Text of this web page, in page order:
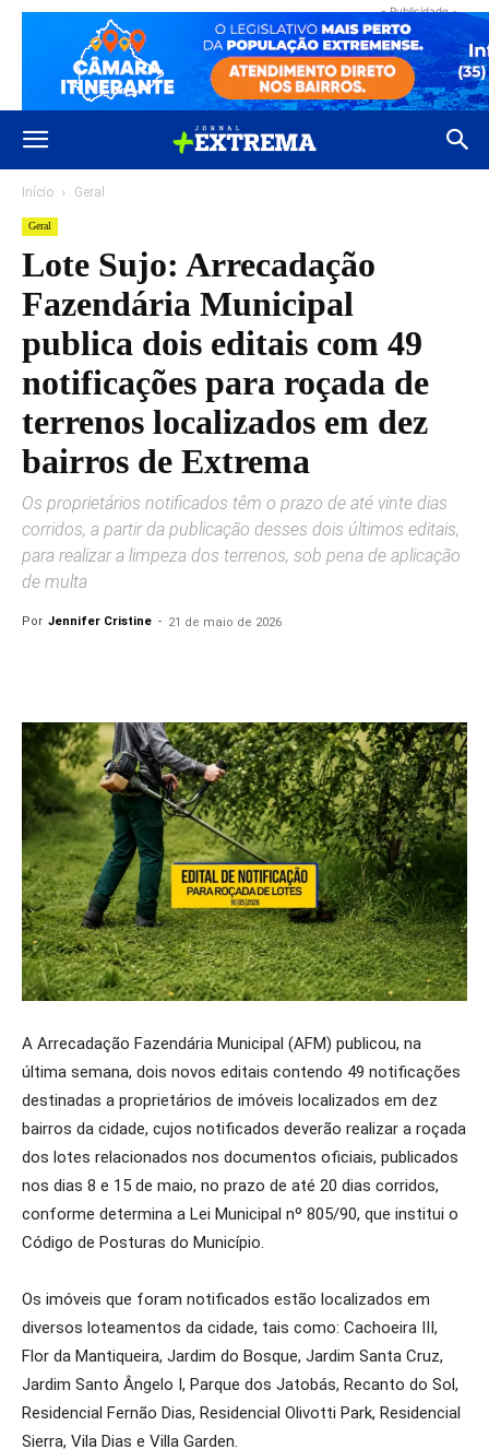
- Publicidade -
Início Geral
Geral
Lote Sujo: Arrecadação
Fazendária Municipal
publica dois editais com 49
notificações para roçada de
terrenos localizados em dez
bairros de Extrema
Os proprietários notificados têm o prazo de até vinte dias
corridos, a partir da publicação desses dois últimos editais,
para realizar a limpeza dos terrenos, sob pena de aplicação
de multa
Por Jennifer Cristine - 21 de maio de 2026
A Arrecadação Fazendária Municipal (AFM) publicou, na
última semana, dois novos editais contendo 49 notificações
destinadas a proprietários de imóveis localizados em dez
bairros da cidade, cujos notificados deverão realizar a roçada
dos lotes relacionados nos documentos oficiais, publicados
nos dias 8 e 15 de maio, no prazo de até 20 dias corridos,
conforme determina a Lei Municipal nº 805/90, que institui o
Código de Posturas do Município.
Os imóveis que foram notificados estão localizados em
diversos loteamentos da cidade, tais como: Cachoeira III,
Flor da Mantiqueira, Jardim do Bosque, Jardim Santa Cruz,
Jardim Santo Ângelo I, Parque dos Jatobás, Recanto do Sol,
Residencial Fernão Dias, Residencial Olivotti Park, Residencial
Sierra, Vila Dias e Villa Garden.